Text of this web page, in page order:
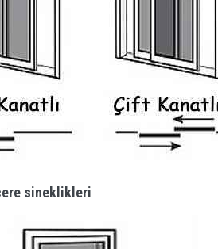
sineklikleri